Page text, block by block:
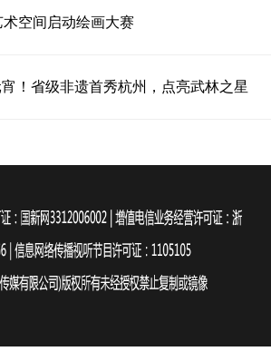
术空间启动绘画大赛
宵！省级非遗首秀杭州，点亮武林之星